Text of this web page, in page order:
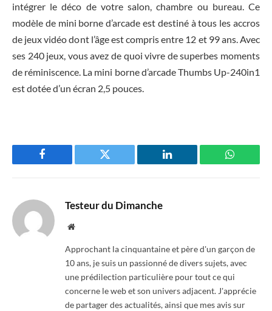
intégrer le déco de votre salon, chambre ou bureau. Ce
modèle de mini borne d’arcade est destiné à tous les accros
de jeux vidéo dont l’âge est compris entre 12 et 99 ans. Avec
ses 240 jeux, vous avez de quoi vivre de superbes moments
de réminiscence. La mini borne d’arcade Thumbs Up-240in1
est dotée d’un écran 2,5 pouces.
Facebook Twitter LinkedIn
Testeur du Dimanche
Website
Approchant la cinquantaine et père d'un garçon de
10 ans, je suis un passionné de divers sujets, avec
une prédilection particulière pour tout ce qui
concerne le web et son univers adjacent. J'apprécie
de partager des actualités, ainsi que mes avis sur